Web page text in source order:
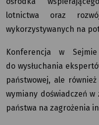
lotnictwa oraz
wykorzystywanych na
Konferencja w
do wysłuchania
państwowej, ale
wymiany doświadczeń
państwa na zagrożenia